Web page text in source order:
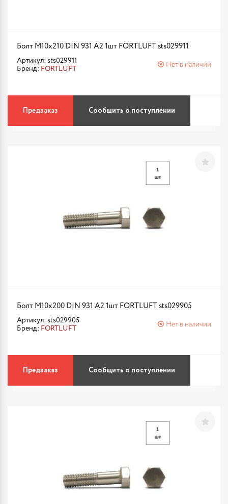
Болт М10х210 DIN 931 A2 1шт FORTLUFT sts029911
Артикул: sts029911
Бренд: FORTLUFT
Нет в наличии
Предзаказ Сообщить о поступлении
Болт М10х200 DIN 931 A2 1шт FORTLUFT sts029905
Артикул: sts029905
Бренд: FORTLUFT
Нет в наличии
Предзаказ Сообщить о поступлении